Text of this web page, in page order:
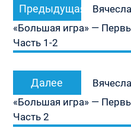
по
записям
Предыдущая
запись:
«Большая игра» —
Часть 1-2
Далее
запись:
«Большая игра» —
Часть 2